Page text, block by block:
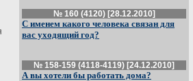
№ 160 (4120) [28.12.2010]
С именем какого человека связан для
вас уходящий год?
№ 158-159 (4118-4119) [24.12.2010]
А вы хотели бы работать дома?